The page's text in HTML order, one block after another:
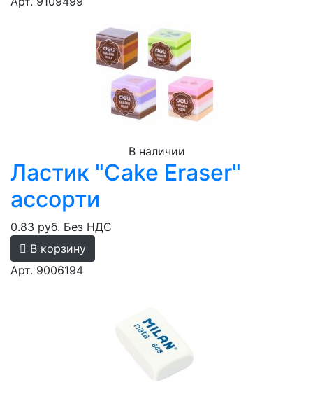
В наличии
Ластик "Cake Eraser"
ассорти
0.83 руб. Без НДС
В корзину
Арт. 9006194